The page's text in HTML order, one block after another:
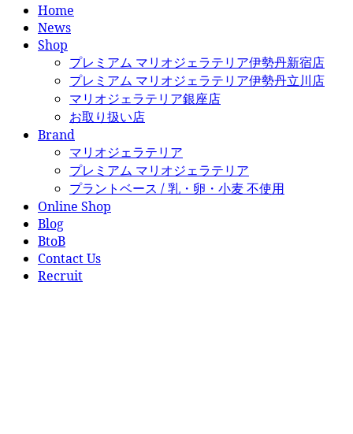
Home
News
Shop
プレミアム マリオジェラテリア伊勢丹新宿店
プレミアム マリオジェラテリア伊勢丹立川店
マリオジェラテリア銀座店
お取り扱い店
Brand
マリオジェラテリア
プレミアム マリオジェラテリア
プラントベース / 乳・卵・小麦 不使用
Online Shop
Blog
BtoB
Contact Us
Recruit